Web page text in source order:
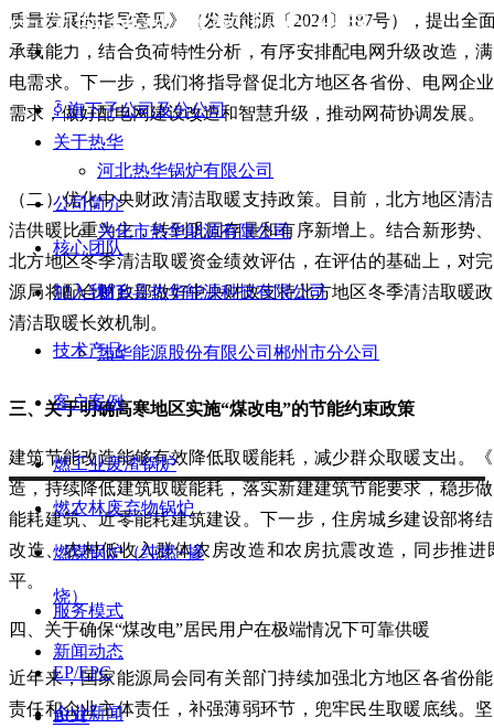
质量发展的指导意见》（发改能源〔2024〕187号），提出全
承载能力，结合负荷特性分析，有序安排配电网升级改造，
电需求。下一步，我们将指导督促北方地区各省份、电网企
需求，做好配电网建设改造和智慧升级，推动网荷协调发展。
（二）优化中央财政清洁取暖支持政策。目前，北方地区清
洁供暖比重为主，转到巩固存量和有序新增上。结合新形势
北方地区冬季清洁取暖资金绩效评估，在评估的基础上，对
源局将配合财政部做好中央财政支持北方地区冬季清洁取暖
清洁取暖长效机制。
三、关于明确高寒地区实施“煤改电”的节能约束政策
建筑节能改造能够有效降低取暖能耗，减少群众取暖支出。
造，持续降低建筑取暖能耗，落实新建建筑节能要求，稳步
能耗建筑、近零能耗建筑建设。下一步，住房城乡建设部将
改造、农村低收入群体农房改造和农房抗震改造，同步推
平。
四、关于确保“煤改电”居民用户在极端情况下可靠供暖
近年来，国家能源局会同有关部门持续加强北方地区各省份
责任和企业主体责任，补强薄弱环节，兜牢民生取暖底线。
中国节能减排事业的发展
ꀅ 旗下子公司及分公司
河北热华锅炉有限公司
兴化市热华能源有限公司
柏乡县热华能源科技有限公司
热华能源股份有限公司郴州市分公司
关于热华
公司简介
核心团队
加入我们
技术产品
客户案例
燃工业废渣锅炉
燃农林废弃物锅炉
燃煤锅炉（纯燃+掺
烧）
服务模式
EP/EPC
BOT
新闻动态
企业新闻